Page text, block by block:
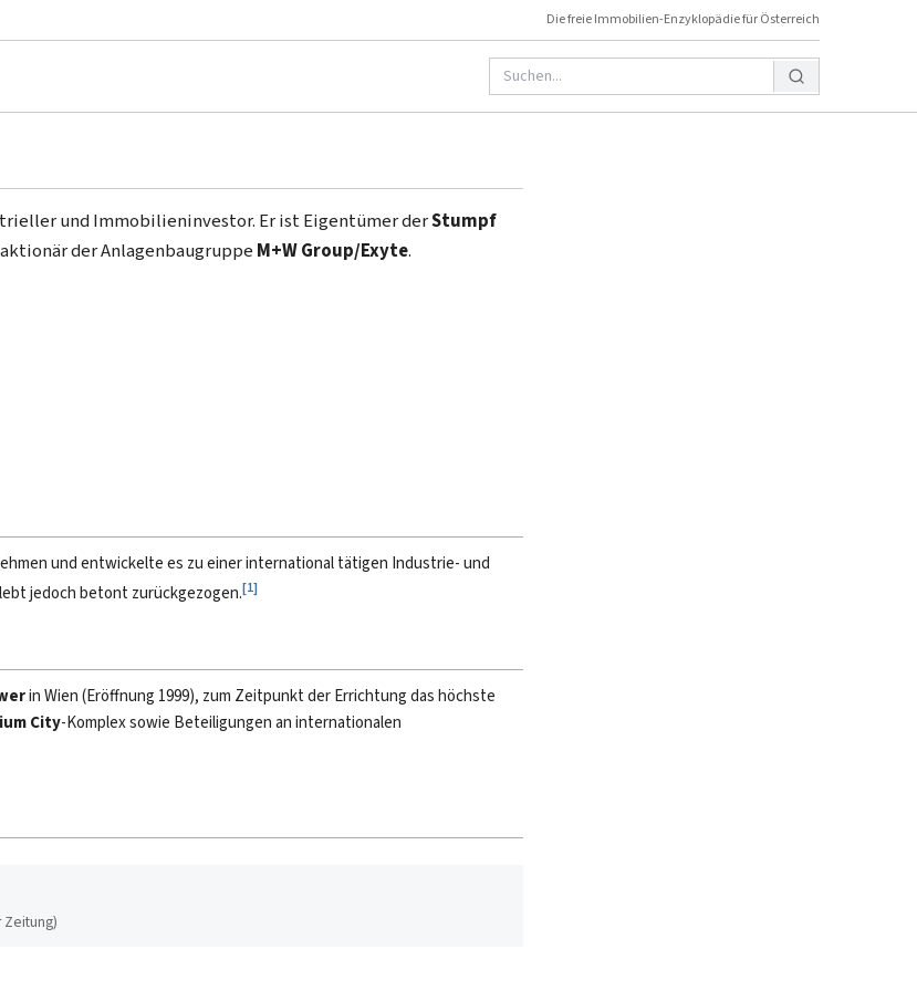
Die freie Immobilien-Enzyklopädie für Österreich
und Immobilieninvestor. Er ist Eigentümer derStumpf
der Anlagenbaugruppe M+W Group/Exyte.
und entwickelte es zu einer international tätigen Industrie- und
jedoch betont zurückgezogen.[1]
in Wien (Eröffnung 1999), zum Zeitpunkt der Errichtung das höchste
City-Komplex sowie Beteiligungen an internationalen
Zeitung)